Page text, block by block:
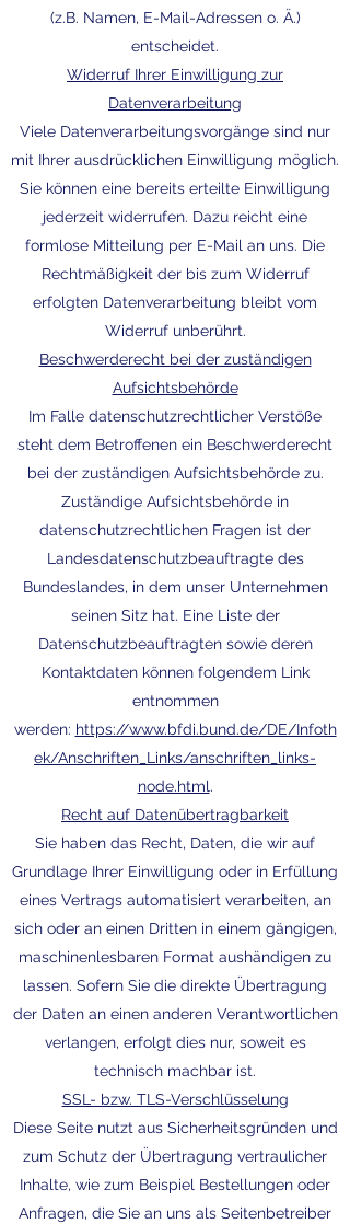
(z.B. Namen, E-Mail-Adressen o. Ä.)
entscheidet.
Widerruf Ihrer Einwilligung zur
Datenverarbeitung
Viele Datenverarbeitungsvorgänge sind nur
mit Ihrer ausdrücklichen Einwilligung möglich.
Sie können eine bereits erteilte Einwilligung
jederzeit widerrufen. Dazu reicht eine
formlose Mitteilung per E-Mail an uns. Die
Rechtmäßigkeit der bis zum Widerruf
erfolgten Datenverarbeitung bleibt vom
Widerruf unberührt.
Beschwerderecht bei der zuständigen
Aufsichtsbehörde
Im Falle datenschutzrechtlicher Verstöße
steht dem Betroffenen ein Beschwerderecht
bei der zuständigen Aufsichtsbehörde zu.
Zuständige Aufsichtsbehörde in
datenschutzrechtlichen Fragen ist der
Landesdatenschutzbeauftragte des
Bundeslandes, in dem unser Unternehmen
seinen Sitz hat. Eine Liste der
Datenschutzbeauftragten sowie deren
Kontaktdaten können folgendem Link
entnommen
werden: https://www.bfdi.bund.de/DE/Infoth
ek/Anschriften_Links/anschriften_links-
node.html.
Recht auf Datenübertragbarkeit
Sie haben das Recht, Daten, die wir auf
Grundlage Ihrer Einwilligung oder in Erfüllung
eines Vertrags automatisiert verarbeiten, an
sich oder an einen Dritten in einem gängigen,
maschinenlesbaren Format aushändigen zu
lassen. Sofern Sie die direkte Übertragung
der Daten an einen anderen Verantwortlichen
verlangen, erfolgt dies nur, soweit es
technisch machbar ist.
SSL- bzw. TLS-Verschlüsselung
Diese Seite nutzt aus Sicherheitsgründen und
zum Schutz der Übertragung vertraulicher
Inhalte, wie zum Beispiel Bestellungen oder
Anfragen, die Sie an uns als Seitenbetreiber